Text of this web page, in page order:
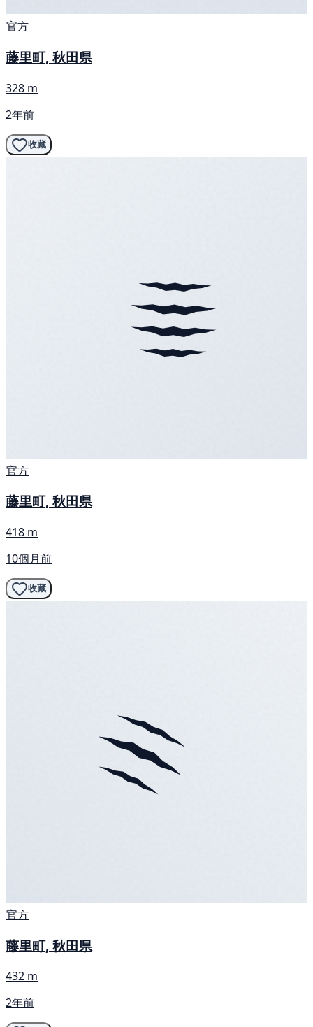
官方
藤里町, 秋田県
328 m
2年前
收藏
官方
藤里町, 秋田県
418 m
10個月前
收藏
官方
藤里町, 秋田県
432 m
2年前